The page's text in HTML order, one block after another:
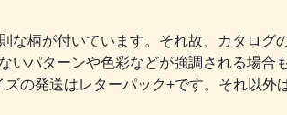
な柄が付いています。それ故、カタログ
いパターンや色彩などが強調される場合
の発送はレターパック+です。それ以外